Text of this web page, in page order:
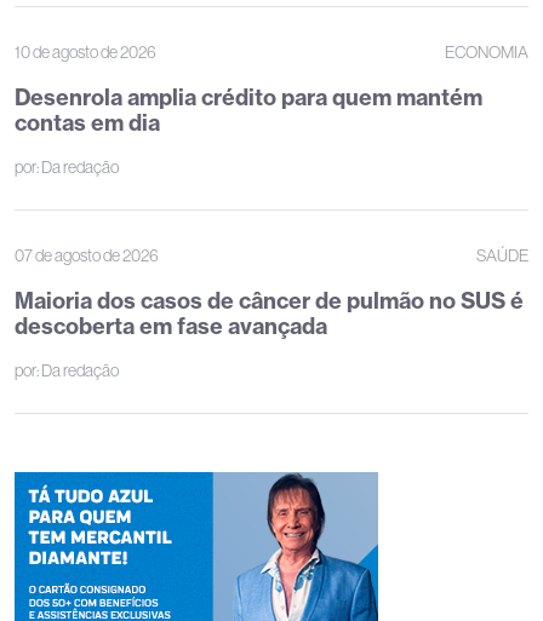
10 de agosto de 2026 ECONOMIA
Desenrola amplia crédito para quem mantém
contas em dia
por:Da redação
07 de agosto de 2026 SAÚDE
Maioria dos casos de câncer de pulmão no SUS é
descoberta em fase avançada
por:Da redação